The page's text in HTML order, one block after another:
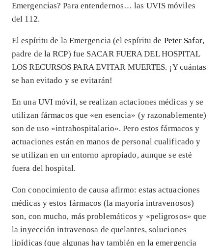
Emergencias? Para entendernos… las UVIS móviles
del 112.
El espíritu de la Emergencia (el espíritu de Peter Safar,
padre de la RCP) fue SACAR FUERA DEL HOSPITAL
LOS RECURSOS PARA EVITAR MUERTES. ¡Y cuántas
se han evitado y se evitarán!
En una UVI móvil, se realizan actaciones médicas y se
utilizan fármacos que «en esencia» (y razonablemente)
son de uso «intrahospitalario». Pero estos fármacos y
actuaciones están en manos de personal cualificado y
se utilizan en un entorno apropiado, aunque se esté
fuera del hospital.
Con conocimiento de causa afirmo: estas actuaciones
médicas y estos fármacos (la mayoría intravenosos)
son, con mucho, más problemáticos y «peligrosos» que
la inyección intravenosa de quelantes, soluciones
lipídicas (que algunas hay también en la emergencia